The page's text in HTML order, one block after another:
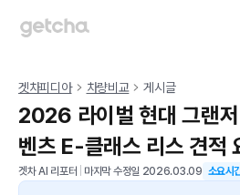
겟차피디아 차량비교 게시글
2026 라이벌 현대 그랜
벤츠 E-클래스 리스 견적
겟차 AI 리포터 마지막 수정일 2026.03.09 소요시